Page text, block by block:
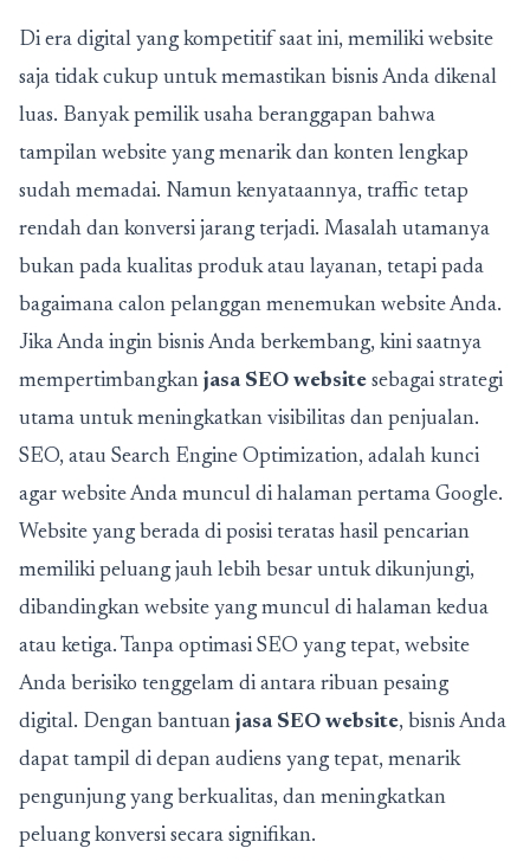
Di era digital yang kompetitif saat ini, memiliki website
saja tidak cukup untuk memastikan bisnis Anda dikenal
luas. Banyak pemilik usaha beranggapan bahwa
tampilan website yang menarik dan konten lengkap
sudah memadai. Namun kenyataannya, traffic tetap
rendah dan konversi jarang terjadi. Masalah utamanya
bukan pada kualitas produk atau layanan, tetapi pada
bagaimana calon pelanggan menemukan website Anda.
Jika Anda ingin bisnis Anda berkembang, kini saatnya
mempertimbangkan jasa SEO website sebagai strategi
utama untuk meningkatkan visibilitas dan penjualan.
SEO, atau Search Engine Optimization, adalah kunci
agar website Anda muncul di halaman pertama Google.
Website yang berada di posisi teratas hasil pencarian
memiliki peluang jauh lebih besar untuk dikunjungi,
dibandingkan website yang muncul di halaman kedua
atau ketiga. Tanpa optimasi SEO yang tepat, website
Anda berisiko tenggelam di antara ribuan pesaing
digital. Dengan bantuan jasa SEO website, bisnis Anda
dapat tampil di depan audiens yang tepat, menarik
pengunjung yang berkualitas, dan meningkatkan
peluang konversi secara signifikan.